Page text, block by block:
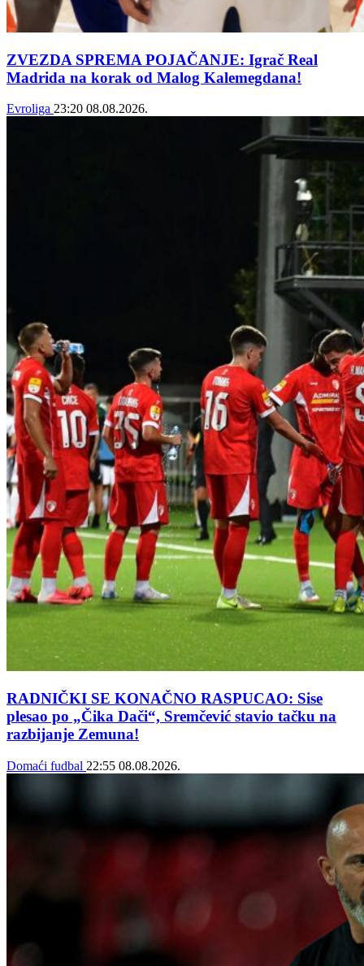
ZVEZDA SPREMA POJAČANJE: Igrač Real
Madrida na korak od Malog Kalemegdana!
Evroliga 23:20 08.08.2026.
RADNIČKI SE KONAČNO RASPUCAO: Sise
plesao po „Čika Dači“, Sremčević stavio tačku na
razbijanje Zemuna!
Domaći fudbal 22:55 08.08.2026.